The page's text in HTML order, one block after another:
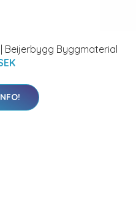
| Beijerbygg Byggmaterial